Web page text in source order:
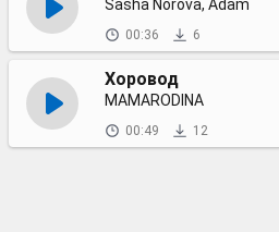
Sasha Norova, Adam
00:36 6
Хоровод
MAMARODINA
00:49 12